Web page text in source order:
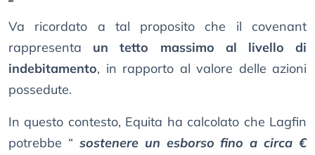
Va ricordato a tal proposito che il covenant
rappresenta un tetto massimo al livello di
indebitamento, in rapporto al valore delle azioni
possedute.
In questo contesto, Equita ha calcolato che Lagfin
potrebbe “ sostenere un esborso fino a circa €